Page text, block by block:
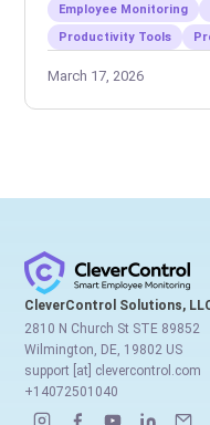
Employee Monitoring
Productivity Tools
March 17, 2026
CleverControl Solutions,
2810 N Church St STE 89852
Wilmington, DE, 19802 US
support [at] clevercontrol.com
+14072501040